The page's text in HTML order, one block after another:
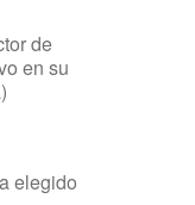
de
en su
elegido